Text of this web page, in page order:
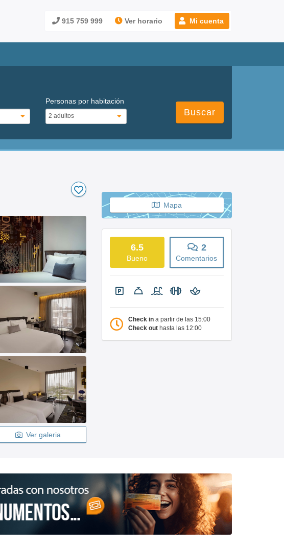
915 759 999 Ver horario Mi cuenta
Personas por habitación
Buscar
Ver galeria
Mapa
6.5
Bueno
2
Comentarios
Check in a partir de las 15:00
Check out hasta las 12:00